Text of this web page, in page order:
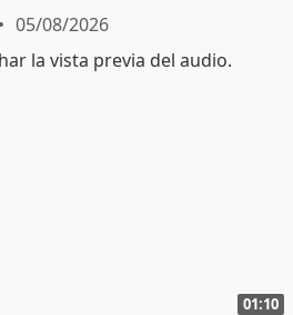
05/08/2026
01:10